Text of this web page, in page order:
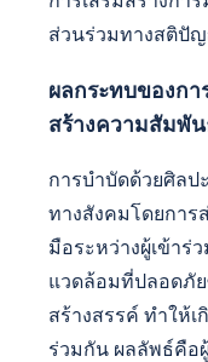
ส่วนร่วมทางสติปั
ผลกระทบของก
สร้างความสัมพั
การบำบัดด้วยศิล
ทางสังคมโดยการ
มือระหว่างผู้เข้าร่
แวดล้อมที่ปลอดภัย
สร้างสรรค์ ทำให้
ร่วมกัน ผลลัพธ์คื